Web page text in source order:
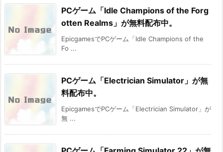
PCゲーム「Idle Champions of the Forg
otten Realms」が無料配布中。
EpicgamesでPCゲーム「Idle Champions of the
Fo ...
PCゲーム「Electrician Simulator」が無
料配布中。
EpicgamesでPCゲーム「Electrician Simulator」が
無 ...